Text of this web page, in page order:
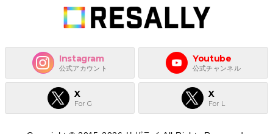
のお申し込みをいただきました。
2026/08/06 23:31 愛知県 の20代の方から来店予約
2026/08/06 23:03 大阪府 の方からお相手候補シミュレー
のお申し込みをいただきました。
2026/08/06 22:04
お相手候補シミュレー
のお申し込みをいただきました。
Instagram
公式アカウント
Youtube
公式チャンネル
X
For G
X
For L